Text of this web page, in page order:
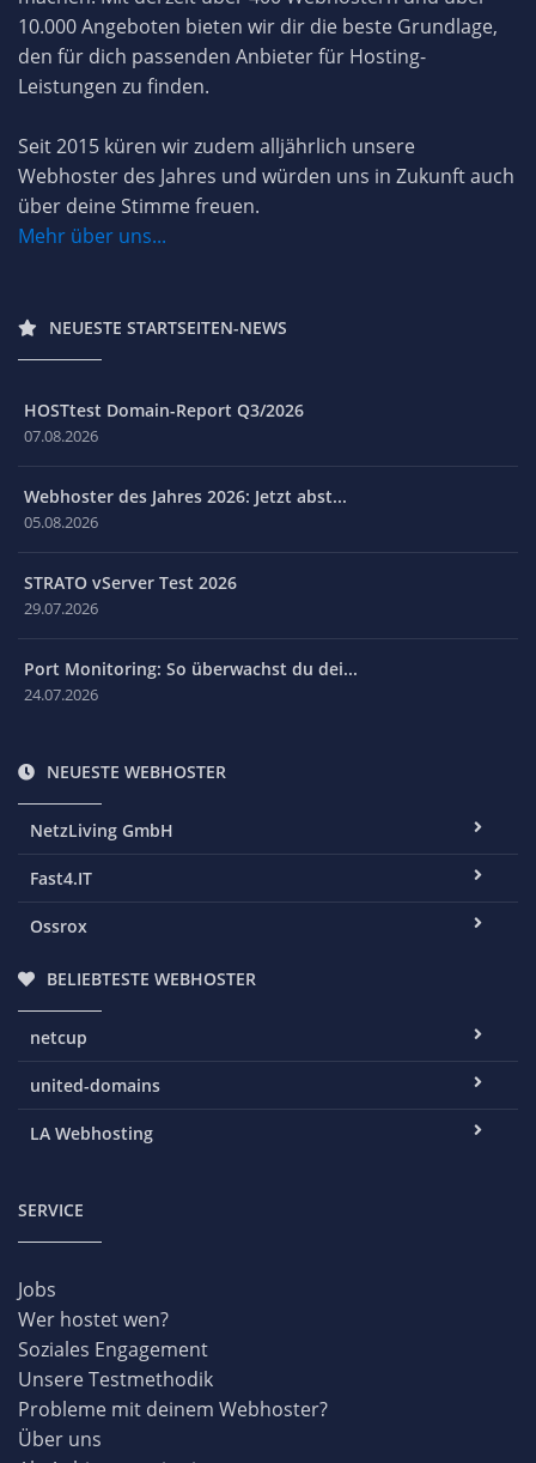
10.000 Angeboten bieten wir dir die beste Grundlage,
den für dich passenden Anbieter für Hosting-
Leistungen zu finden.
Seit 2015 küren wir zudem alljährlich unsere
Webhoster des Jahres und würden uns in Zukunft auch
über deine Stimme freuen.
Mehr über uns...
NEUESTE STARTSEITEN-NEWS
HOSTtest Domain-Report Q3/2026
07.08.2026
Webhoster des Jahres 2026: Jetzt abst...
05.08.2026
STRATO vServer Test 2026
29.07.2026
Port Monitoring: So überwachst du dei...
24.07.2026
NEUESTE WEBHOSTER
NetzLiving GmbH
Fast4.IT
Ossrox
BELIEBTESTE WEBHOSTER
netcup
united-domains
LA Webhosting
SERVICE
Jobs
Wer hostet wen?
Soziales Engagement
Unsere Testmethodik
Probleme mit deinem Webhoster?
Über uns